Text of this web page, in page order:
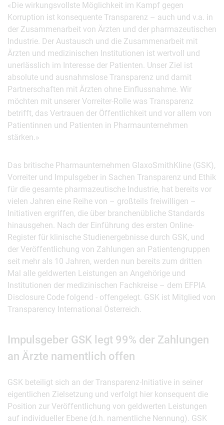
«Die wirkungsvollste Möglichkeit im Kampf gegen
Korruption ist konsequente Transparenz – auch und v.a. in
der Zusammenarbeit von Ärzten und der pharmazeutischen
Industrie. Der Austausch und die Zusammenarbeit mit
Ärzten und medizinischen Institutionen ist wertvoll und
unerlässlich im Interesse der Patienten. Unser Ziel ist
absolute und ausnahmslose Transparenz und damit
Partnerschaften mit Ärzten ohne Einflussnahme. Wir
möchten mit unserer Vorreiter-Rolle was Transparenz
betrifft, das Vertrauen der Öffentlichkeit und vor allem von
Patientinnen und Patienten in Pharmaunternehmen
stärken.»
Das britische Pharmaunternehmen GlaxoSmithKline (GSK),
Vorreiter und Impulsgeber in Sachen Transparenz und Ethik
für die gesamte pharmazeutische Industrie, hat bereits vor
vielen Jahren eine Reihe von – großteils freiwilligen –
Initiativen ergriffen, die über branchenübliche Standards
hinausgehen. Nach der Einführung des ersten Online-
Register für klinische Studienergebnisse durch GSK, und
der Veröffentlichung von Zahlungen an Patientengruppen
seit mehr als 10 Jahren, werden nun bereits zum dritten
Mal alle geldwerten Leistungen an Angehörige und
Institutionen der medizinischen Fachkreise – dem EFPIA
Disclosure Code folgend - offengelegt. GSK ist Mitglied von
Transparency International Österreich.
Impulsgeber GSK legt 99% der Zahlungen
an Ärzte namentlich offen
GSK beteiligt sich an der Transparenz-Initiative in seiner
eigentlichen Zielsetzung und verfolgt hier konsequent die
Position zur Veröffentlichung von geldwerten Leistungen
auf individueller Ebene (d.h. namentliche Nennung). GSK